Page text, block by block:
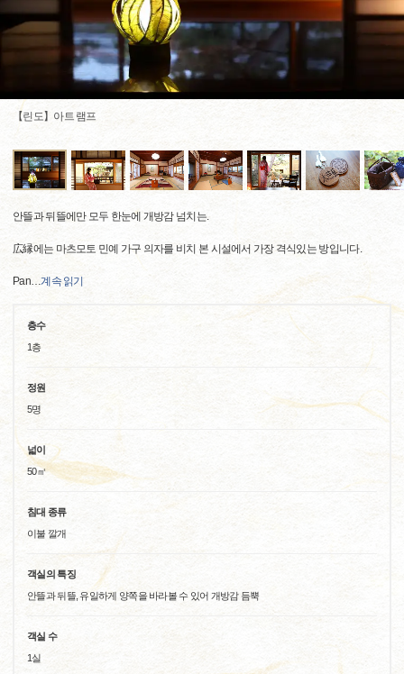
【린도】아트 램프
안뜰과 뒤뜰에만 모두 한눈에 개방감 넘치는.
広縁에는 마츠모토 민예 가구 의자를 비치 본 시설에서 가장 격식있는 방입니다.
Pan…계속 읽기
층수
1층
정원
5명
넓이
50㎡
침대 종류
이불 깔개
객실의 특징
안뜰과 뒤뜰, 유일하게 양쪽을 바라볼 수 있어 개방감 듬뿍
객실 수
1실